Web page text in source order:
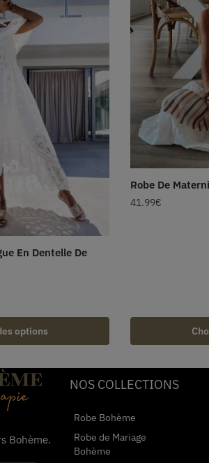
En Dentelle De
options
Robe De
41.99€
Bohème.
NOS COLLECTIONS
Robe Bohème
Robe de Mariage
Bohème